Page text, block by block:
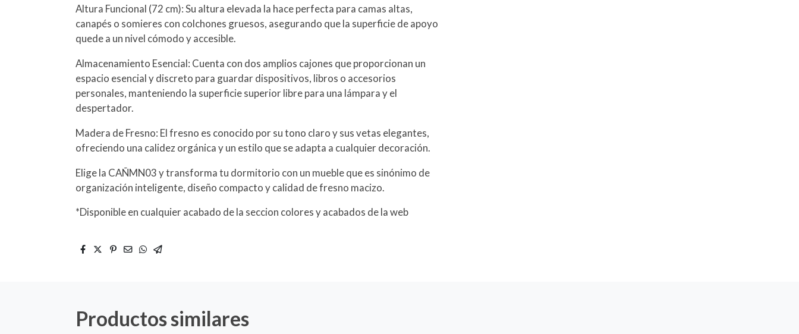
Altura Funcional (72 cm): Su altura elevada la hace perfecta para camas altas,
canapés o somieres con colchones gruesos, asegurando que la superficie de apoyo
quede a un nivel cómodo y accesible.
Almacenamiento Esencial: Cuenta con dos amplios cajones que proporcionan un
espacio esencial y discreto para guardar dispositivos, libros o accesorios
personales, manteniendo la superficie superior libre para una lámpara y el
despertador.
Madera de Fresno: El fresno es conocido por su tono claro y sus vetas elegantes,
ofreciendo una calidez orgánica y un estilo que se adapta a cualquier decoración.
Elige la CAÑMN03 y transforma tu dormitorio con un mueble que es sinónimo de
organización inteligente, diseño compacto y calidad de fresno macizo.
*Disponible en cualquier acabado de la seccion colores y acabados de la web
Productos similares